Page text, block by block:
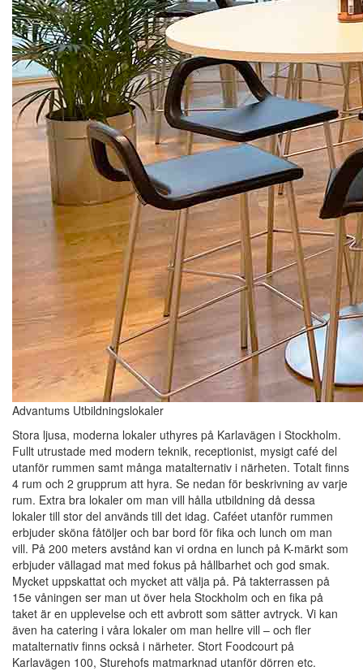
Advantums Utbildningslokaler
Stora ljusa, moderna lokaler uthyres på Karlavägen i Stockholm.
Fullt utrustade med modern teknik, receptionist, mysigt café del
utanför rummen samt många matalternativ i närheten. Totalt finns
4 rum och 2 grupprum att hyra. Se nedan för beskrivning av varje
rum. Extra bra lokaler om man vill hålla utbildning då dessa
lokaler till stor del används till det idag. Caféet utanför rummen
erbjuder sköna fåtöljer och bar bord för fika och lunch om man
vill. På 200 meters avstånd kan vi ordna en lunch på K-märkt som
erbjuder vällagad mat med fokus på hållbarhet och god smak.
Mycket uppskattat och mycket att välja på. På takterrassen på
15e våningen ser man ut över hela Stockholm och en fika på
taket är en upplevelse och ett avbrott som sätter avtryck. Vi kan
även ha catering i våra lokaler om man hellre vill – och fler
matalternativ finns också i närheter. Stort Foodcourt på
Karlavägen 100, Sturehofs matmarknad utanför dörren etc.